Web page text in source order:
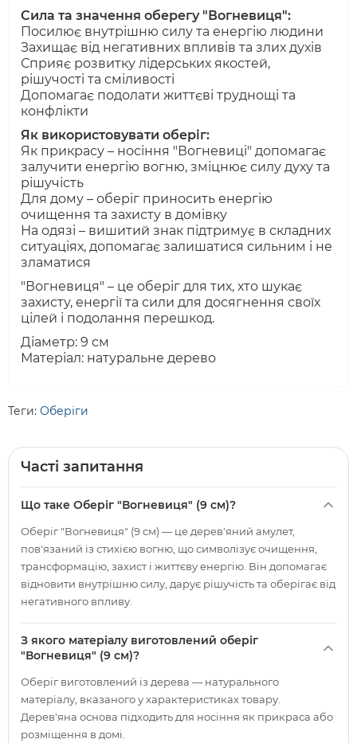
Сила та значення оберегу "Вогневиця":
Посилює внутрішню силу та енергію людини
Захищає від негативних впливів та злих духів
Сприяє розвитку лідерських якостей,
рішучості та сміливості
Допомагає подолати життєві труднощі та
конфлікти
Як використовувати оберіг:
Як прикрасу – носіння "Вогневиці" допомагає
залучити енергію вогню, зміцнює силу духу та
рішучість
Для дому – оберіг приносить енергію
очищення та захисту в домівку
На одязі – вишитий знак підтримує в складних
ситуаціях, допомагає залишатися сильним і не
зламатися
"Вогневиця" – це оберіг для тих, хто шукає
захисту, енергії та сили для досягнення своїх
цілей і подолання перешкод.
Діаметр: 9 см
Матеріал: натуральне дерево
Теги: Оберіги
Часті запитання
Що таке Оберіг "Вогневиця" (9 см)?
Оберіг "Вогневиця" (9 см) — це дерев'яний амулет,
пов'язаний із стихією вогню, що символізує очищення,
трансформацію, захист і життєву енергію. Він допомагає
відновити внутрішню силу, дарує рішучість та оберігає від
негативного впливу.
З якого матеріалу виготовлений оберіг
"Вогневиця" (9 см)?
Оберіг виготовлений із дерева — натурального
матеріалу, вказаного у характеристиках товару.
Дерев'яна основа підходить для носіння як прикраса або
розміщення в домі.